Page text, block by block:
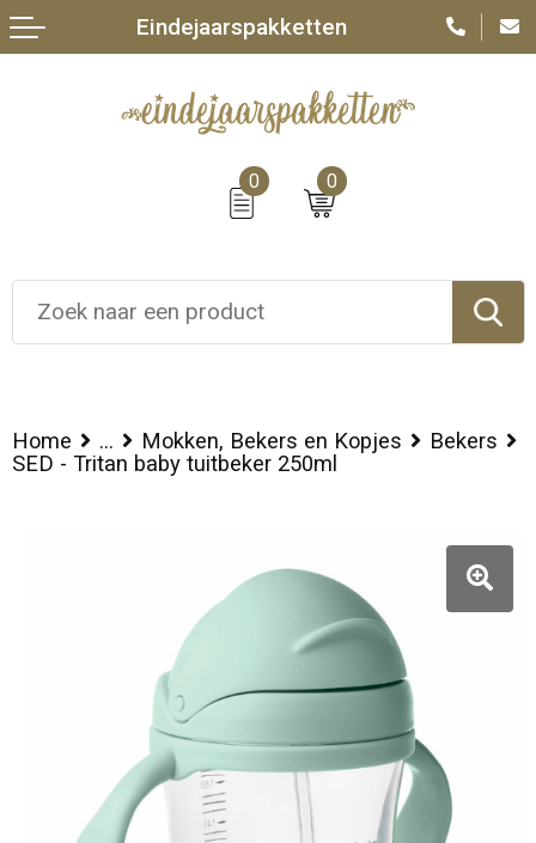
0 0
Eindejaarspakketten
Home ... Mokken, Bekers en Kopjes
Bekers
SED - Tritan baby tuitbeker 250ml